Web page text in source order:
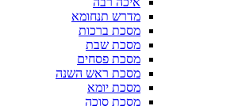
מדרש תנחומא
מסכת ברכות
מסכת שבת
מסכת פסחים
מסכת ראש השנה
מסכת יומא
מסכת סוכה